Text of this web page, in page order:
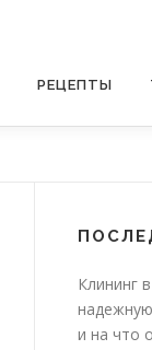
РЕЦЕПТЫ
Клининг
и на что